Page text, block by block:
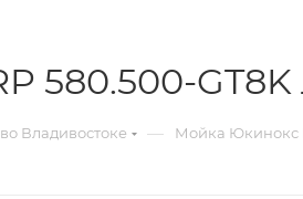
580.500-GT8K
Владивостоке — Мойка Юкинокс